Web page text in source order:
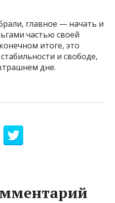
главное — начать и
частью своей
итоге, это
и свободе,
дне.